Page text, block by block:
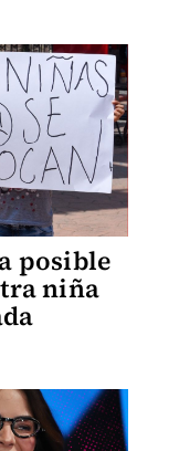
posible
niña